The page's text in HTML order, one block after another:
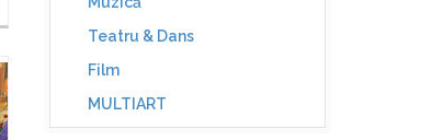
Teatru & Dans
Film
MULTIART